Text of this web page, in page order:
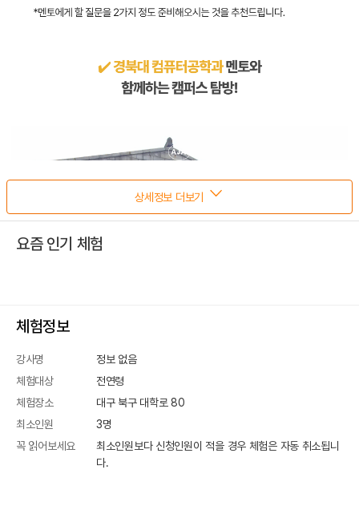
상세정보 더보기
요즘 인기 체험
체험정보
강사명
정보 없음
체험대상
전연령
체험장소
대구 북구 대학로 80
최소인원
3명
꼭 읽어보세요
최소인원보다 신청인원이 적을 경우 체험은 자동 취소됩니
다.